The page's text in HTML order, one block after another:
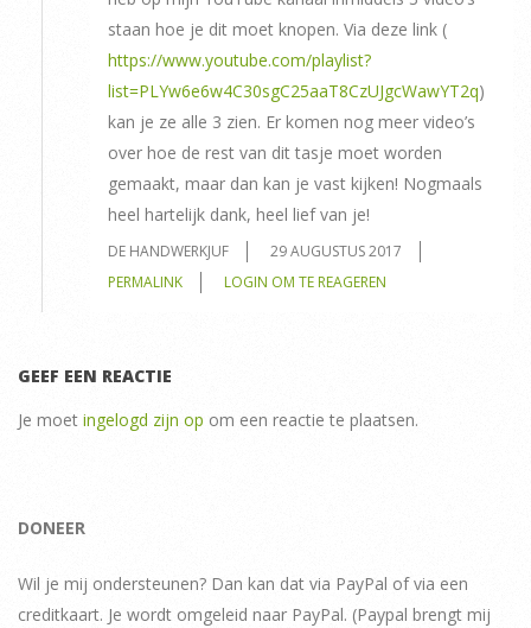
staan hoe je dit moet knopen. Via deze link (
https://www.youtube.com/playlist?
list=PLYw6e6w4C30sgC25aaT8CzUJgcWawYT2q)
kan je ze alle 3 zien. Er komen nog meer video’s
over hoe de rest van dit tasje moet worden
gemaakt, maar dan kan je vast kijken! Nogmaals
heel hartelijk dank, heel lief van je!
DE HANDWERKJUF
29 AUGUSTUS 2017
PERMALINK
LOGIN OM TE REAGEREN
GEEF EEN REACTIE
Je moet ingelogd zijn op om een reactie te plaatsen.
DONEER
Wil je mij ondersteunen? Dan kan dat via PayPal of via een
creditkaart. Je wordt omgeleid naar PayPal. (Paypal brengt mij